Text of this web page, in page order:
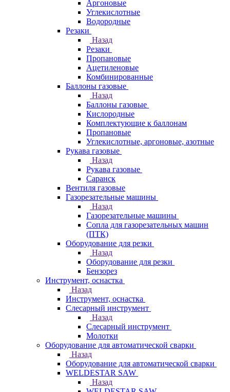
Аргоновые
Углекислотные
Водородные
Резаки
Назад
Резаки
Пропановые
Ацетиленовые
Комбинированные
Баллоны газовые
Назад
Баллоны газовые
Кислородные
Комплектующие к баллонам
Пропановые
Углекислотные, аргоновые, азотные
Рукава газовые
Назад
Рукава газовые
Саранск
Вентиля газовые
Газорезательные машины
Назад
Газорезательные машины
Сопла для газорезательных машин
(ПТК)
Оборудование для резки
Назад
Оборудование для резки
Бензорез
Инструмент, оснастка
Назад
Инструмент, оснастка
Слесарный инструмент
Назад
Слесарный инструмент
Молотки
Оборудование для автоматической сварки
Назад
Оборудование для автоматической сварки
WELDESTAR SAW
Назад